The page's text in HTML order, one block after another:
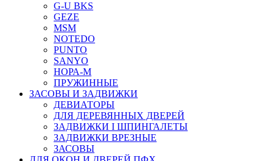
G-U BKS
GEZE
MSM
NOTEDO
PUNTO
SANYO
НОРА-М
ПРУЖИННЫЕ
ЗАСОВЫ И ЗАДВИЖКИ
ДЕВИАТОРЫ
ДЛЯ ДЕРЕВЯННЫХ ДВЕРЕЙ
ЗАДВИЖКИ I ШПИНГАЛЕТЫ
ЗАДВИЖКИ ВРЕЗНЫЕ
ЗАСОВЫ